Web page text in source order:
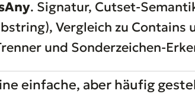
. Signatur, Cutset-
Vergleich zu Contains
und Sonderzeichen-
einfache, aber häufig